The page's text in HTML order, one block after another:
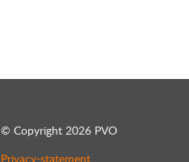
© Copyright 2026 PVO
Privacy-statement